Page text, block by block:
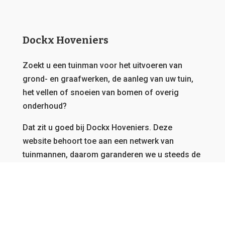
Dockx Hoveniers
Zoekt u een tuinman voor het uitvoeren van
grond- en graafwerken, de aanleg van uw tuin,
het vellen of snoeien van bomen of overig
onderhoud?
Dat zit u goed bij Dockx Hoveniers. Deze
website behoort toe aan een netwerk van
tuinmannen, daarom garanderen we u steeds de